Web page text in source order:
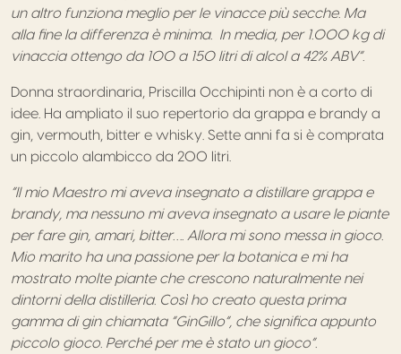
un altro funziona meglio per le vinacce più secche. Ma
alla fine la differenza è minima. In media, per 1.000 kg di
vinaccia ottengo da 100 a 150 litri di alcol a 42% ABV”.
Donna straordinaria, Priscilla Occhipinti non è a corto di
idee. Ha ampliato il suo repertorio da grappa e brandy a
gin, vermouth, bitter e whisky. Sette anni fa si è comprata
un piccolo alambicco da 200 litri.
“Il mio Maestro mi aveva insegnato a distillare grappa e
brandy, ma nessuno mi aveva insegnato a usare le piante
per fare gin, amari, bitter…. Allora mi sono messa in gioco.
Mio marito ha una passione per la botanica e mi ha
mostrato molte piante che crescono naturalmente nei
dintorni della distilleria. Così ho creato questa prima
gamma di gin chiamata “GinGillo”, che significa appunto
piccolo gioco. Perché per me è stato un gioco”.